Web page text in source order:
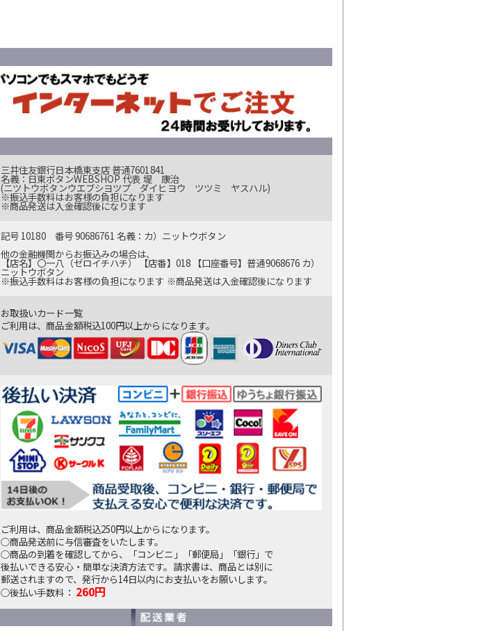
三井住友銀行日本橋東支店 普通7601841
名義：日東ボタンWEBSHOP 代表 堤 康治
(ニツトウボタンウエブシヨツプ ダイヒヨウ ツツミ ヤスハル)
※振込手数料はお客様の負担になります
※商品発送は入金確認後になります
記号 10180 番号 90686761 名義：カ）ニットウボタン
他の金融機関からお振込みの場合は、
【店名】〇一八（ゼロイチハチ） 【店番】018 【口座番号】普通9068676 カ）
ニットウボタン
※振込手数料はお客様の負担になります ※商品発送は入金確認後になります
お取扱いカード一覧
ご利用は、商品金額税込100円以上からになります。
ご利用は、商品金額税込250円以上からになります。
○商品発送前に与信審査をいたします。
○商品の到着を確認してから、「コンビニ」「郵便局」「銀行」で
後払いできる安心・簡単な決済方法です。請求書は、商品とは別に
郵送されますので、発行から14日以内にお支払いをお願いします。
○後払い手数料： 260円